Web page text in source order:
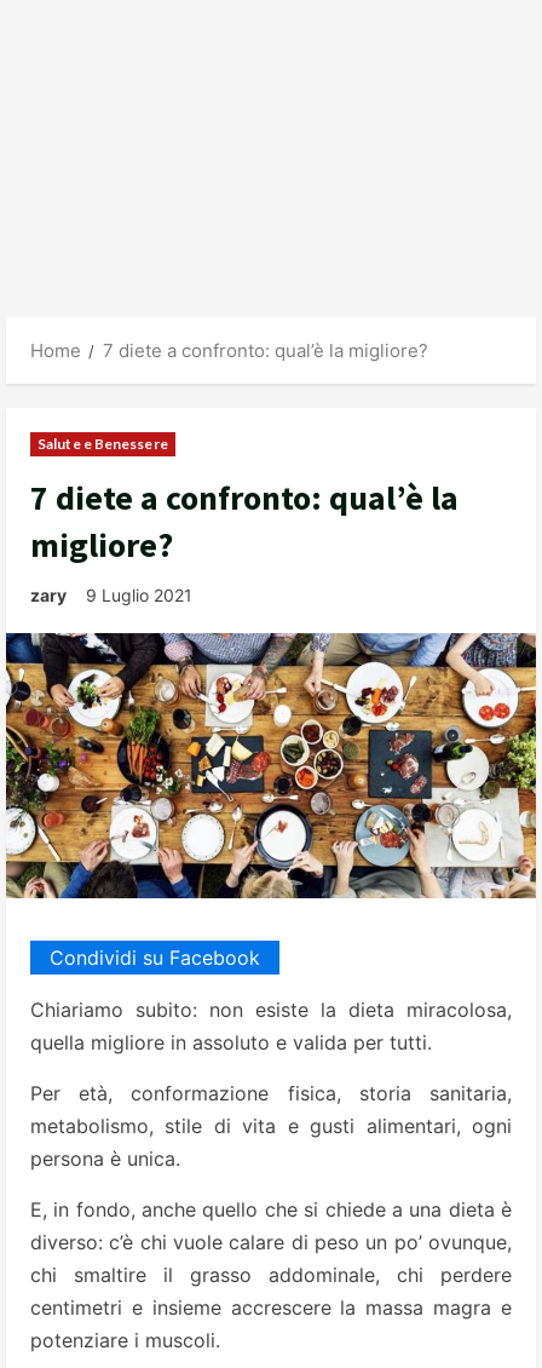
Home 7 diete a confronto: qual’è la migliore?
Salute e Benessere
7 diete a confronto: qual’è la
migliore?
zary 9 Luglio 2021
Condividi su Facebook
Chiariamo subito: non esiste la dieta miracolosa,
quella migliore in assoluto e valida per tutti.
Per età, conformazione fisica, storia sanitaria,
metabolismo, stile di vita e gusti alimentari, ogni
persona è unica.
E, in fondo, anche quello che si chiede a una dieta è
diverso: c’è chi vuole calare di peso un po’ ovunque,
chi smaltire il grasso addominale, chi perdere
centimetri e insieme accrescere la massa magra e
potenziare i muscoli.